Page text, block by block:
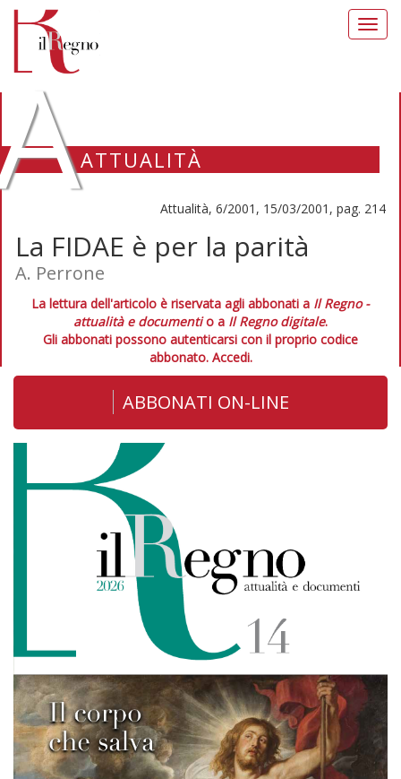
ATTUALITÀ
Attualità, 6/2001, 15/03/2001, pag. 214
La FIDAE è per la parità
A. Perrone
La lettura dell'articolo è riservata agli abbonati a Il Regno -
attualità e documentio a Il Regno digitale.
Gli abbonati possono autenticarsi con il proprio codice
abbonato. Accedi.
ABBONATI ON-LINE